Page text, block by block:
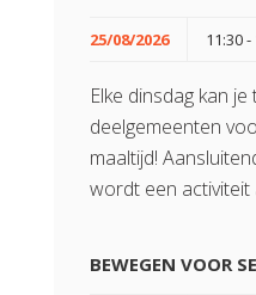
25/08/2026 11:30 -
Elke dinsdag kan
deelgemeenten
maaltijd!
wordt een activiteit
BEWEGEN VOOR